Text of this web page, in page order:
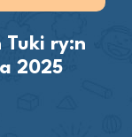
Tuki ry:n
2025